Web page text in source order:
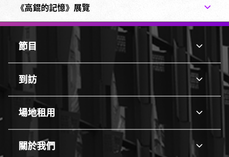
《高錕的記憶》展覽
頁
節目
節
目
到訪
到
訪
場地租用
場
地
租
關於我們
關